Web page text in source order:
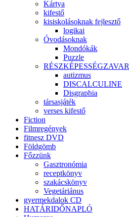
Kártya
kifestő
kisiskolásoknak fejlesztő
logikai
Óvodásoknak
Mondókák
Puzzle
RÉSZKÉPESSÉGZAVAR
autizmus
DISCALCULINE
Disgraphia
társasjáték
verses kifestő
Fiction
Filmregények
fitnesz DVD
Földgömb
Főzzünk
Gasztronómia
receptkönyv
szakácskönyv
Vegetáriánus
gyermekdalok CD
HATÁRIDŐNAPLÓ